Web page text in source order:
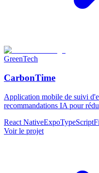
GreenTech
CarbonTime
Application mobile de suivi
recommandations IA pour
React NativeExpoTypeScript
Voir le projet